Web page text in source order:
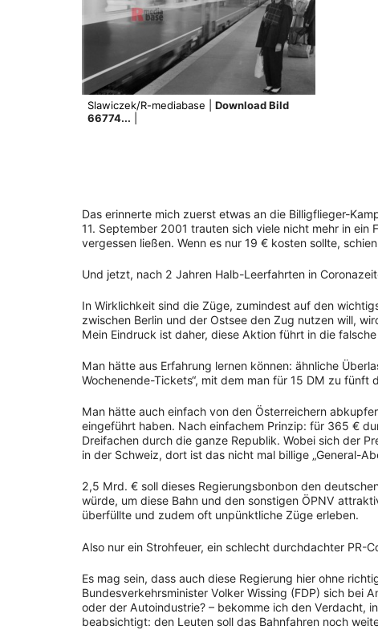
Slawiczek/R-mediabase | Download Bild
66774...
Das erinnerte mich zuerst etwas an die Billigflieger-
11. September 2001 trauten sich viele nicht mehr in ein
vergessen ließen. Wenn es nur 19 € kosten sollte,
Und jetzt, nach 2 Jahren Halb-Leerfahrten in
In Wirklichkeit sind die Züge, zumindest auf den
zwischen Berlin und der Ostsee den Zug nutzen will,
Mein Eindruck ist daher, diese Aktion führt in die
Man hätte aus Erfahrung lernen können: ähnliche
Wochenende-Tickets“, mit dem man für 15 DM zu fünft
Man hätte auch einfach von den Österreichern
eingeführt haben. Nach einfachem Prinzip: für 365 €
Dreifachen durch die ganze Republik. Wobei sich der
in der Schweiz, dort ist das nicht mal billige „General-
2,5 Mrd. € soll dieses Regierungsbonbon den
würde, um diese Bahn und den sonstigen ÖPNV
überfüllte und zudem oft unpünktliche Züge erleben.
Also nur ein Strohfeuer, ein schlecht durchdachter PR-
Es mag sein, dass auch diese Regierung hier ohne
Bundesverkehrsminister Volker Wissing (FDP) sich bei
oder der Autoindustrie? – bekomme ich den Verdacht,
beabsichtigt: den Leuten soll das Bahnfahren noch